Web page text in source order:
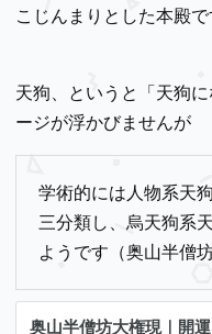
こじんまりとした本殿で
天狗、というと「天狗
ージが浮かびませんが
学術的には人物系天
三分類し、烏天狗系
ようです（奥山半僧